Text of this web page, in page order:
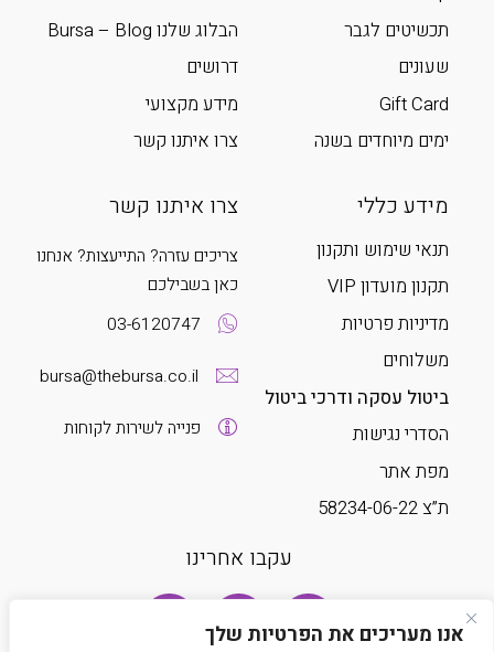
אנו מעריכים את הפרטיות שלך
תכשיטים לגבר
שעונים
Gift Card
ימים מיוחדים בשנה
הבלוג שלנו Bursa – Blog
דרושים
מידע מקצועי
צרו איתנו קשר
מידע כללי
תנאי שימוש ותקנון
תקנון מועדון VIP
מדיניות פרטיות
משלוחים
ביטול עסקה ודרכי ביטול
הסדרי נגישות
מפת אתר
ת”צ 58234-06-22
צרו איתנו קשר
צריכים עזרה? התייעצות? אנחנו
כאן בשבילכם
03-6120747
bursa@thebursa.co.il
פנייה לשירות לקוחות
עקבו אחרינו